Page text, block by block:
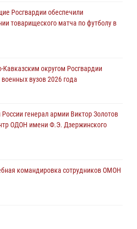
Ушакова (видео)
помощь жителям Луганской
потушили загоревшийся дом
Росгвардии обеспечили
товарищеского матча по футболу в
округом Росгвардии
вузов 2026 года
генерал армии Виктор Золотов
ОДОН имени Ф.Э. Дзержинского
командировка сотрудников ОМОН